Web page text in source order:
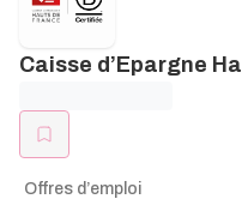
Caisse d’Epargne
Offres d’emploi